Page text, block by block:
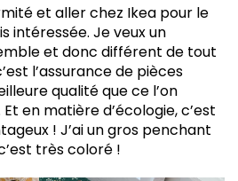
et aller chez Ikea pour le
intéressée. Je veux un
et donc différent de tout
l’assurance de pièces
qualité que ce l’on
en matière d’écologie, c’est
! J’ai un gros penchant
très coloré !